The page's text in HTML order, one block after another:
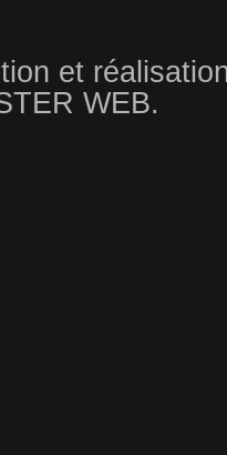
et
WEB.